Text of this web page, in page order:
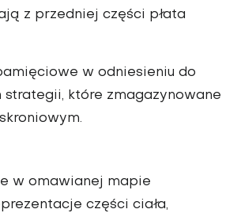
z przedniej części płata
w odniesieniu do
strategii, które zmagazynowane
w omawianej mapie
części ciała,